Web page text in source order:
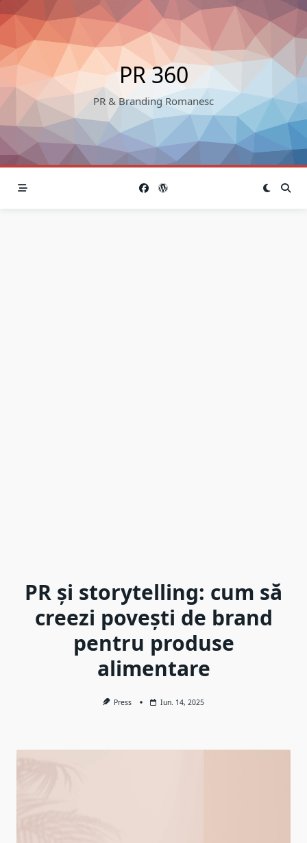
Skip
to
content
PR 360
PR & Branding Romanesc
PR și storytelling: cum să
creezi povești de brand
pentru produse
alimentare
Press Iun. 14, 2025